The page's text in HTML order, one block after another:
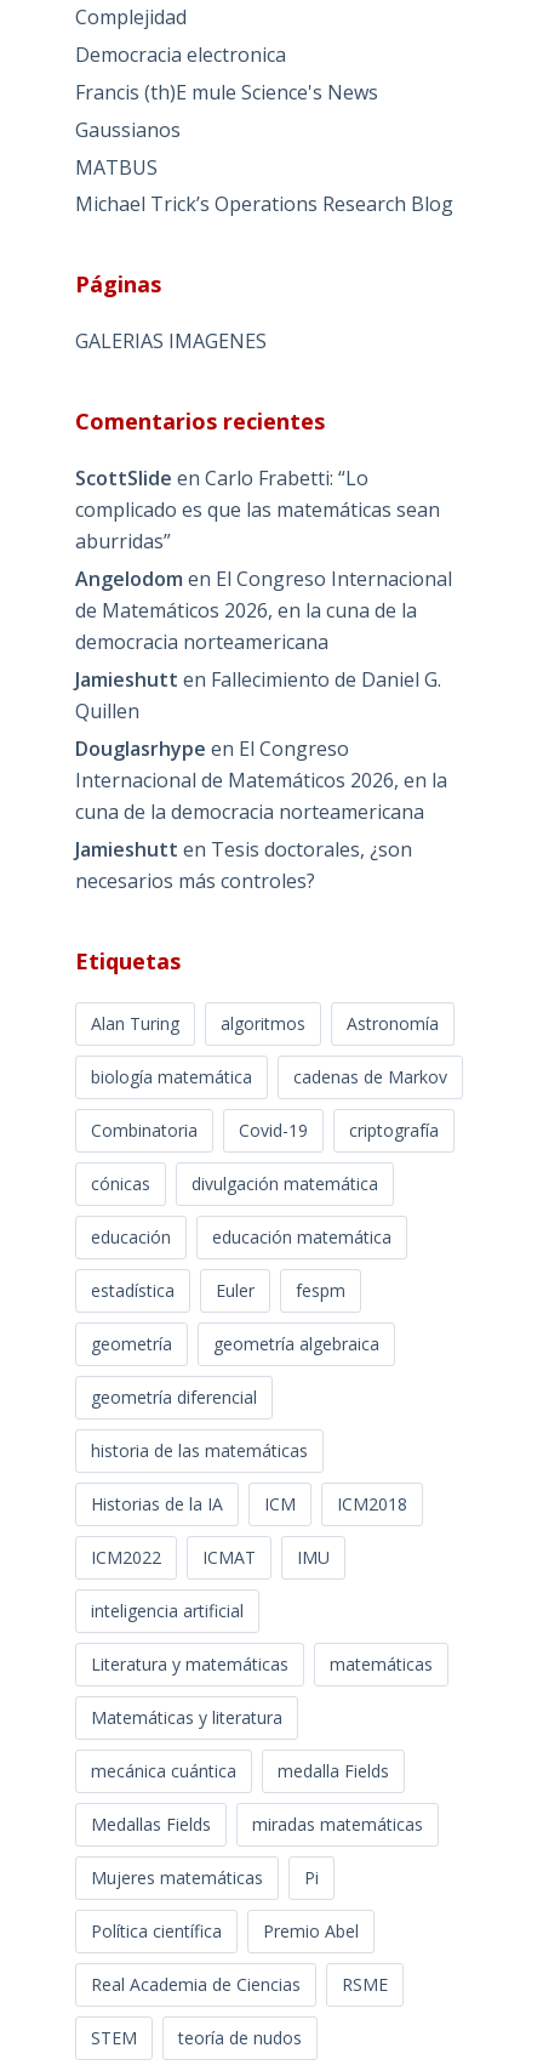
Complejidad
Democracia electronica
Francis (th)E mule Science's News
Gaussianos
MATBUS
Michael Trick’s Operations Research Blog
Páginas
GALERIAS IMAGENES
Comentarios recientes
ScottSlide en Carlo Frabetti: “Lo
complicado es que las matemáticas sean
aburridas”
Angelodom en El Congreso Internacional
de Matemáticos 2026, en la cuna de la
democracia norteamericana
Jamieshutt en Fallecimiento de Daniel G.
Quillen
Douglasrhype en El Congreso
Internacional de Matemáticos 2026, en la
cuna de la democracia norteamericana
Jamieshutt en Tesis doctorales, ¿son
necesarios más controles?
Etiquetas
Alan Turing algoritmos Astronomía
biología matemática cadenas de Markov
Combinatoria Covid-19 criptografía
cónicas divulgación matemática
educación educación matemática
estadística Euler fespm
geometría geometría algebraica
geometría diferencial
historia de las matemáticas
Historias de la IA ICM ICM2018
ICM2022 ICMAT IMU
inteligencia artificial
Literatura y matemáticas matemáticas
Matemáticas y literatura
mecánica cuántica medalla Fields
Medallas Fields miradas matemáticas
Mujeres matemáticas Pi
Política científica Premio Abel
Real Academia de Ciencias RSME
STEM teoría de nudos